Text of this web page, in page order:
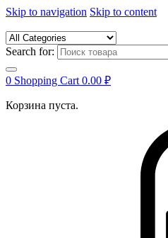
Skip to navigation Skip to content
Search for:
0 Shopping Cart 0.00 ₽
Корзина пуста.